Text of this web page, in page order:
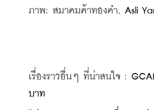
ภาพ: สมาคมค้าทองคำ, Asli
เรื่องราวอื่นๆ ที่น่าสนใจ :
บาท